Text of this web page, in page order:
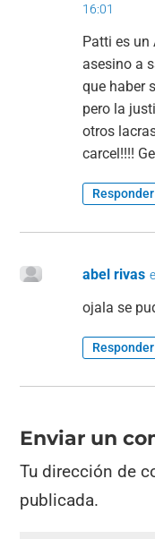
16:01
Patti es un
asesino a
que haber
pero la
otros
carcel!!!!
Responder
abel rivas
ojala se
Responder
Enviar un
Tu dirección de
publicada.